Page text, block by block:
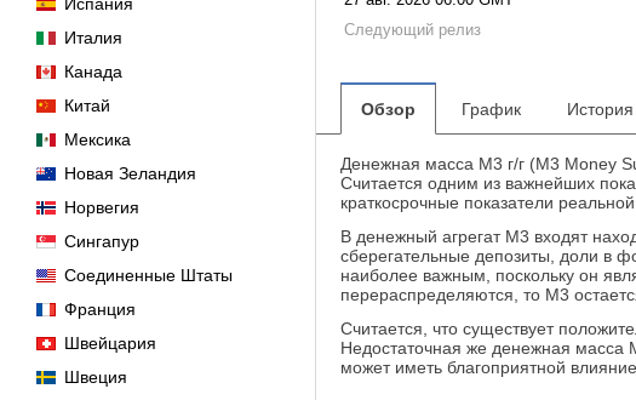
Италия
Канада
Китай
Мексика
Новая Зеландия
Норвегия
Сингапур
Соединенные Штаты
Франция
Швейцария
Швеция
Следующий релиз
Обзор График История
Денежная масса M3 г/г (M3 Money
Считается одним из важнейших
краткосрочные показатели
В денежный агрегат M3 входят
сберегательные депозиты, доли в
наиболее важным, поскольку он
перераспределяются, то M3
Считается, что существует
Недостаточная же денежная масса
может иметь благоприятной